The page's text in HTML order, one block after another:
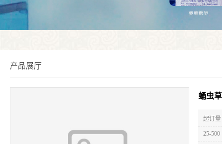
产品展厅
蛹虫
起订
25-500